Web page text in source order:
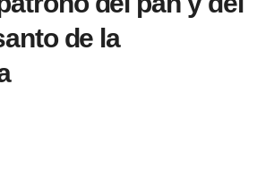
de la